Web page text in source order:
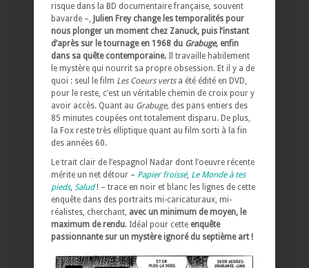
risque dans la BD documentaire française, souvent
bavarde –, Julien Frey change les temporalités pour
nous plonger un moment chez Zanuck, puis l’instant
d’après sur le tournage en 1968 du Grabuge, enfin
dans sa quête contemporaine. Il travaille habilement
le mystère qui nourrit sa propre obsession. Et il y a de
quoi : seul le film Les Coeurs vertsa été édité en DVD,
pour le reste, c’est un véritable chemin de croix pour y
avoir accès. Quant au Grabuge, des pans entiers des
85 minutes coupées ont totalement disparu. De plus,
la Fox reste très elliptique quant au film sorti à la fin
des années 60.
Le trait clair de l’espagnol Nadar dont l’oeuvre récente
mérite un net détour – Papier froissé, Le Monde à tes
pieds, Salud! – trace en noir et blanc les lignes de cette
enquête dans des portraits mi-caricaturaux, mi-
réalistes, cherchant, avec un minimum de moyen, le
maximum de rendu. Idéal pour cette enquête
passionnante sur un mystère ignoré du septième art !